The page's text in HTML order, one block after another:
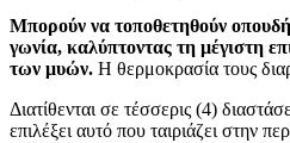
Μπορούν να τοποθετηθούν
γωνία, καλύπτοντας τη μέγιστη
των μυών. Η θερμοκρασία τους
Διατίθενται σε τέσσερις (4)
επιλέξει αυτό που ταιριάζει στην